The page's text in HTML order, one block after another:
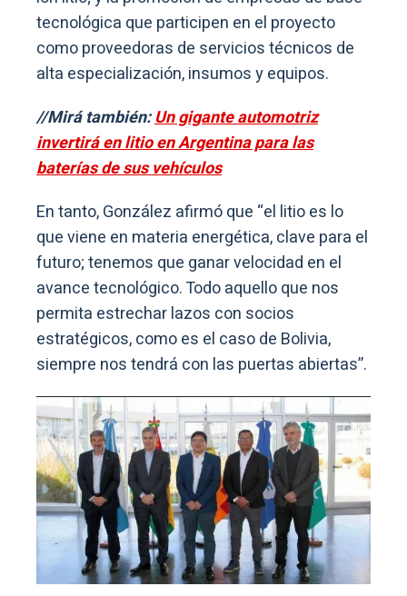
tecnológica que participen en el proyecto
como proveedoras de servicios técnicos de
alta especialización, insumos y equipos.
//Mirá también:Un gigante automotriz
invertirá en litio en Argentina para las
baterías de sus vehículos
En tanto, González afirmó que “el litio es lo
que viene en materia energética, clave para el
futuro; tenemos que ganar velocidad en el
avance tecnológico. Todo aquello que nos
permita estrechar lazos con socios
estratégicos, como es el caso de Bolivia,
siempre nos tendrá con las puertas abiertas”.